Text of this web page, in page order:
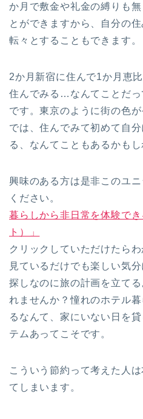
か月で敷金や礼金の縛りも
とができますから、自分の
転々とすることもできます。
2か月新宿に住んで1か月恵
住んでみる…なんてことだ
です。東京のように街の色
では、住んでみて初めて自
る、なんてこともあるかもし
興味のある方は是非このユ
ください。
暮らしから非日常を体験で
ト）」
クリックしていただけたら
見ているだけでも楽しい気
探しなのに旅の計画を立て
れませんか？憧れのホテル
るなんて、家にいない日を
テムあってこそです。
こういう節約って考えた人
てしまいます。